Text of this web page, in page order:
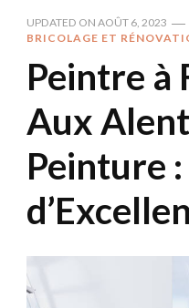
UPDATED ON AOÛT 6, 2023
BRICOLAGE ET
Peintre à
Aux
Peinture